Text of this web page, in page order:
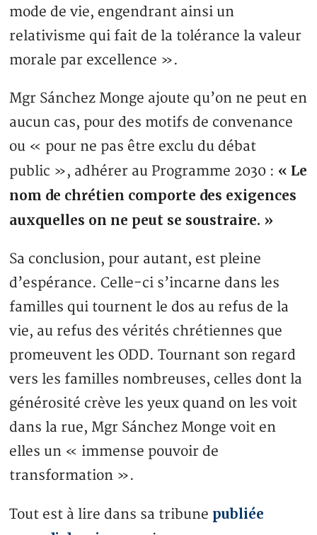
mode de vie, engendrant ainsi un
relativisme qui fait de la tolérance la valeur
morale par excellence ».
Mgr Sánchez Monge ajoute qu’on ne peut en
aucun cas, pour des motifs de convenance
ou « pour ne pas être exclu du débat
public », adhérer au Programme 2030 : « Le
nom de chrétien comporte des exigences
auxquelles on ne peut se soustraire. »
Sa conclusion, pour autant, est pleine
d’espérance. Celle-ci s’incarne dans les
familles qui tournent le dos au refus de la
vie, au refus des vérités chrétiennes que
promeuvent les ODD. Tournant son regard
vers les familles nombreuses, celles dont la
générosité crève les yeux quand on les voit
dans la rue, Mgr Sánchez Monge voit en
elles un « immense pouvoir de
transformation ».
Tout est à lire dans sa tribune publiée